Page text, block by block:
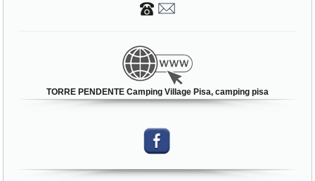
TORRE PENDENTE Camping Village Pisa, camping pisa